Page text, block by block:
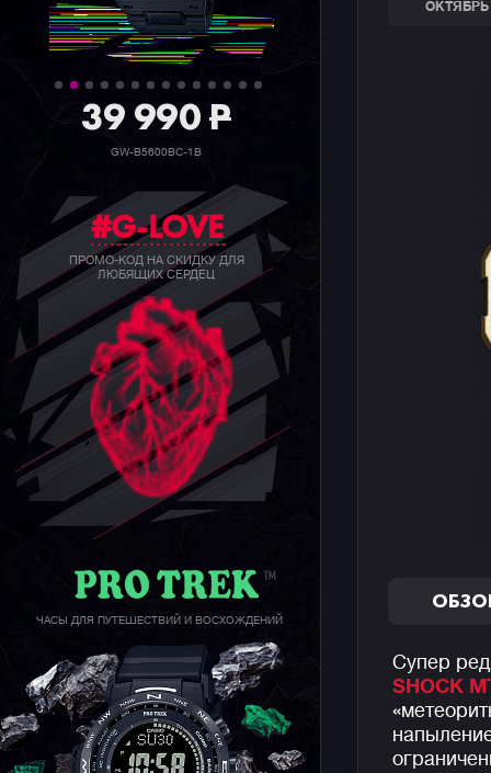
39 990P
GW-B5600BC-1B
#G-LOVE
ПРОМО-КОД НА СКИДКУ ДЛЯ
ЛЮБЯЩИХ СЕРДЕЦ
ЧАСЫ ДЛЯ ПУТЕШЕСТВИЙ И ВОСХОЖДЕНИЙ
ОКТЯБРЬ
Супер
SHOCK